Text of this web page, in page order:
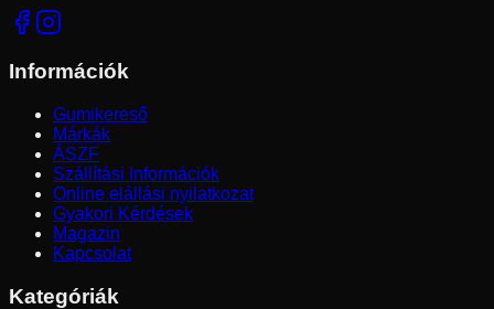
Információk
Gumikereső
Márkák
ÁSZF
Szállítási Információk
Online elállási nyilatkozat
Gyakori Kérdések
Magazin
Kapcsolat
Kategóriák